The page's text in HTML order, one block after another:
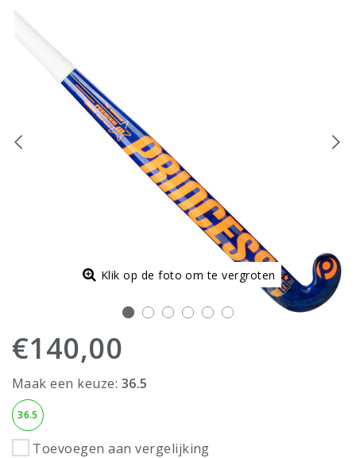
Klik op de foto om te vergroten
€140,00
Maak een keuze: 36.5
36.5
Toevoegen aan vergelijking